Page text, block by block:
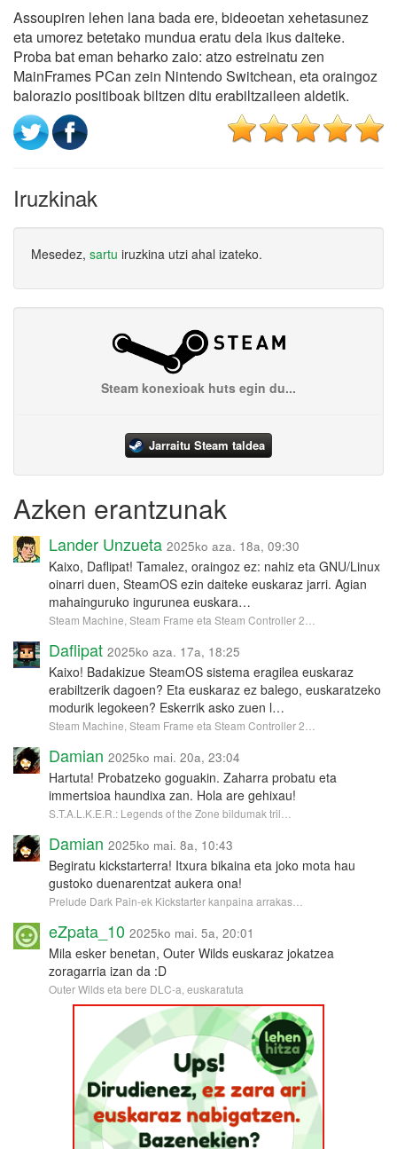
Assoupiren lehen lana bada ere, bideoetan xehetasunez
eta umorez betetako mundua eratu dela ikus daiteke.
Proba bat eman beharko zaio: atzo estreinatu zen
MainFrames PCan zein Nintendo Switchean, eta oraingoz
balorazio positiboak biltzen ditu erabiltzaileen aldetik.
Iruzkinak
Mesedez, sartu iruzkina utzi ahal izateko.
Steam konexioak huts egin du...
Jarraitu Steam taldea
Azken erantzunak
Lander Unzueta 2025ko aza. 18a, 09:30
Kaixo, Daflipat! Tamalez, oraingoz ez: nahiz eta GNU/Linux
oinarri duen, SteamOS ezin daiteke euskaraz jarri. Agian
mahainguruko ingurunea euskara…
Steam Machine, Steam Frame eta Steam Controller 2…
Daflipat 2025ko aza. 17a, 18:25
Kaixo! Badakizue SteamOS sistema eragilea euskaraz
erabiltzerik dagoen? Eta euskaraz ez balego, euskaratzeko
modurik legokeen? Eskerrik asko zuen l…
Steam Machine, Steam Frame eta Steam Controller 2…
Damian 2025ko mai. 20a, 23:04
Hartuta! Probatzeko goguakin. Zaharra probatu eta
immertsioa haundixa zan. Hola are gehixau!
S.T.A.L.K.E.R.: Legends of the Zone bildumak tril…
Damian 2025ko mai. 8a, 10:43
Begiratu kickstarterra! Itxura bikaina eta joko mota hau
gustoko duenarentzat aukera ona!
Prelude Dark Pain-ek Kickstarter kanpaina arrakas…
eZpata_10 2025ko mai. 5a, 20:01
Mila esker benetan, Outer Wilds euskaraz jokatzea
zoragarria izan da :D
Outer Wilds eta bere DLC-a, euskaratuta